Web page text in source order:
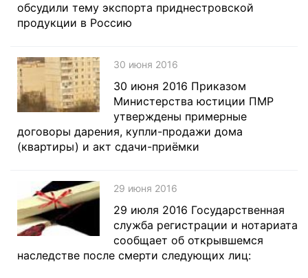
обсудили тему экспорта приднестровской
продукции в Россию
30 июня 2016
30 июня 2016 Приказом
Министерства юстиции ПМР
утверждены примерные
договоры дарения, купли-продажи дома
(квартиры) и акт сдачи-приёмки
29 июня 2016
29 июля 2016 Государственная
служба регистрации и нотариата
сообщает об открывшемся
наследстве после смерти следующих лиц: